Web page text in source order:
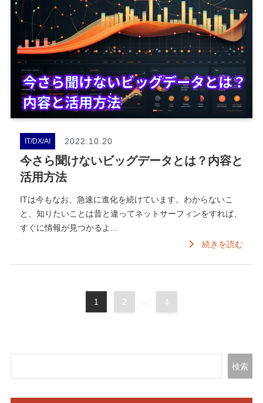
IT/DX/AI 2022.10.20
今さら聞けないビッグデータとは？内容と
活用方法
ITは今もなお、急速に進化を続けています。わからないこ
と、知りたいことは昔と違ってネットサーフィンをすれば、
すぐに情報が見つかるよ...
続きを読む
1 2 4
検索